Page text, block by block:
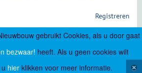
gebruikt Cookies, als u door gaat
bezwaar! heeft. Als u geen cookies wilt
hierklikken voor meer informatie.
Registreren